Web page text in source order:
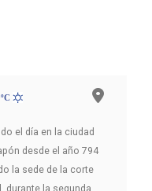
el día en la ciudad
desde el año 794
la sede de la corte
durante la segunda